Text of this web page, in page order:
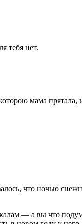
тебя нет.
мама прятала,
что ночью
— а вы что